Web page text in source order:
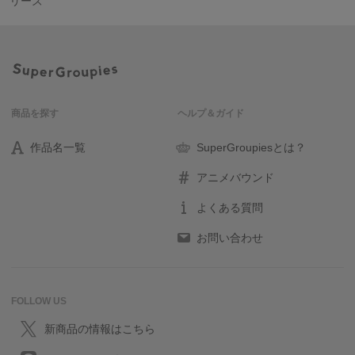
商品を探す
作品名一覧
ヘルプ＆ガイド
SuperGroupiesとは？
アニメバウンド
よくある質問
お問い合わせ
FOLLOW US
新商品の情報はこちら